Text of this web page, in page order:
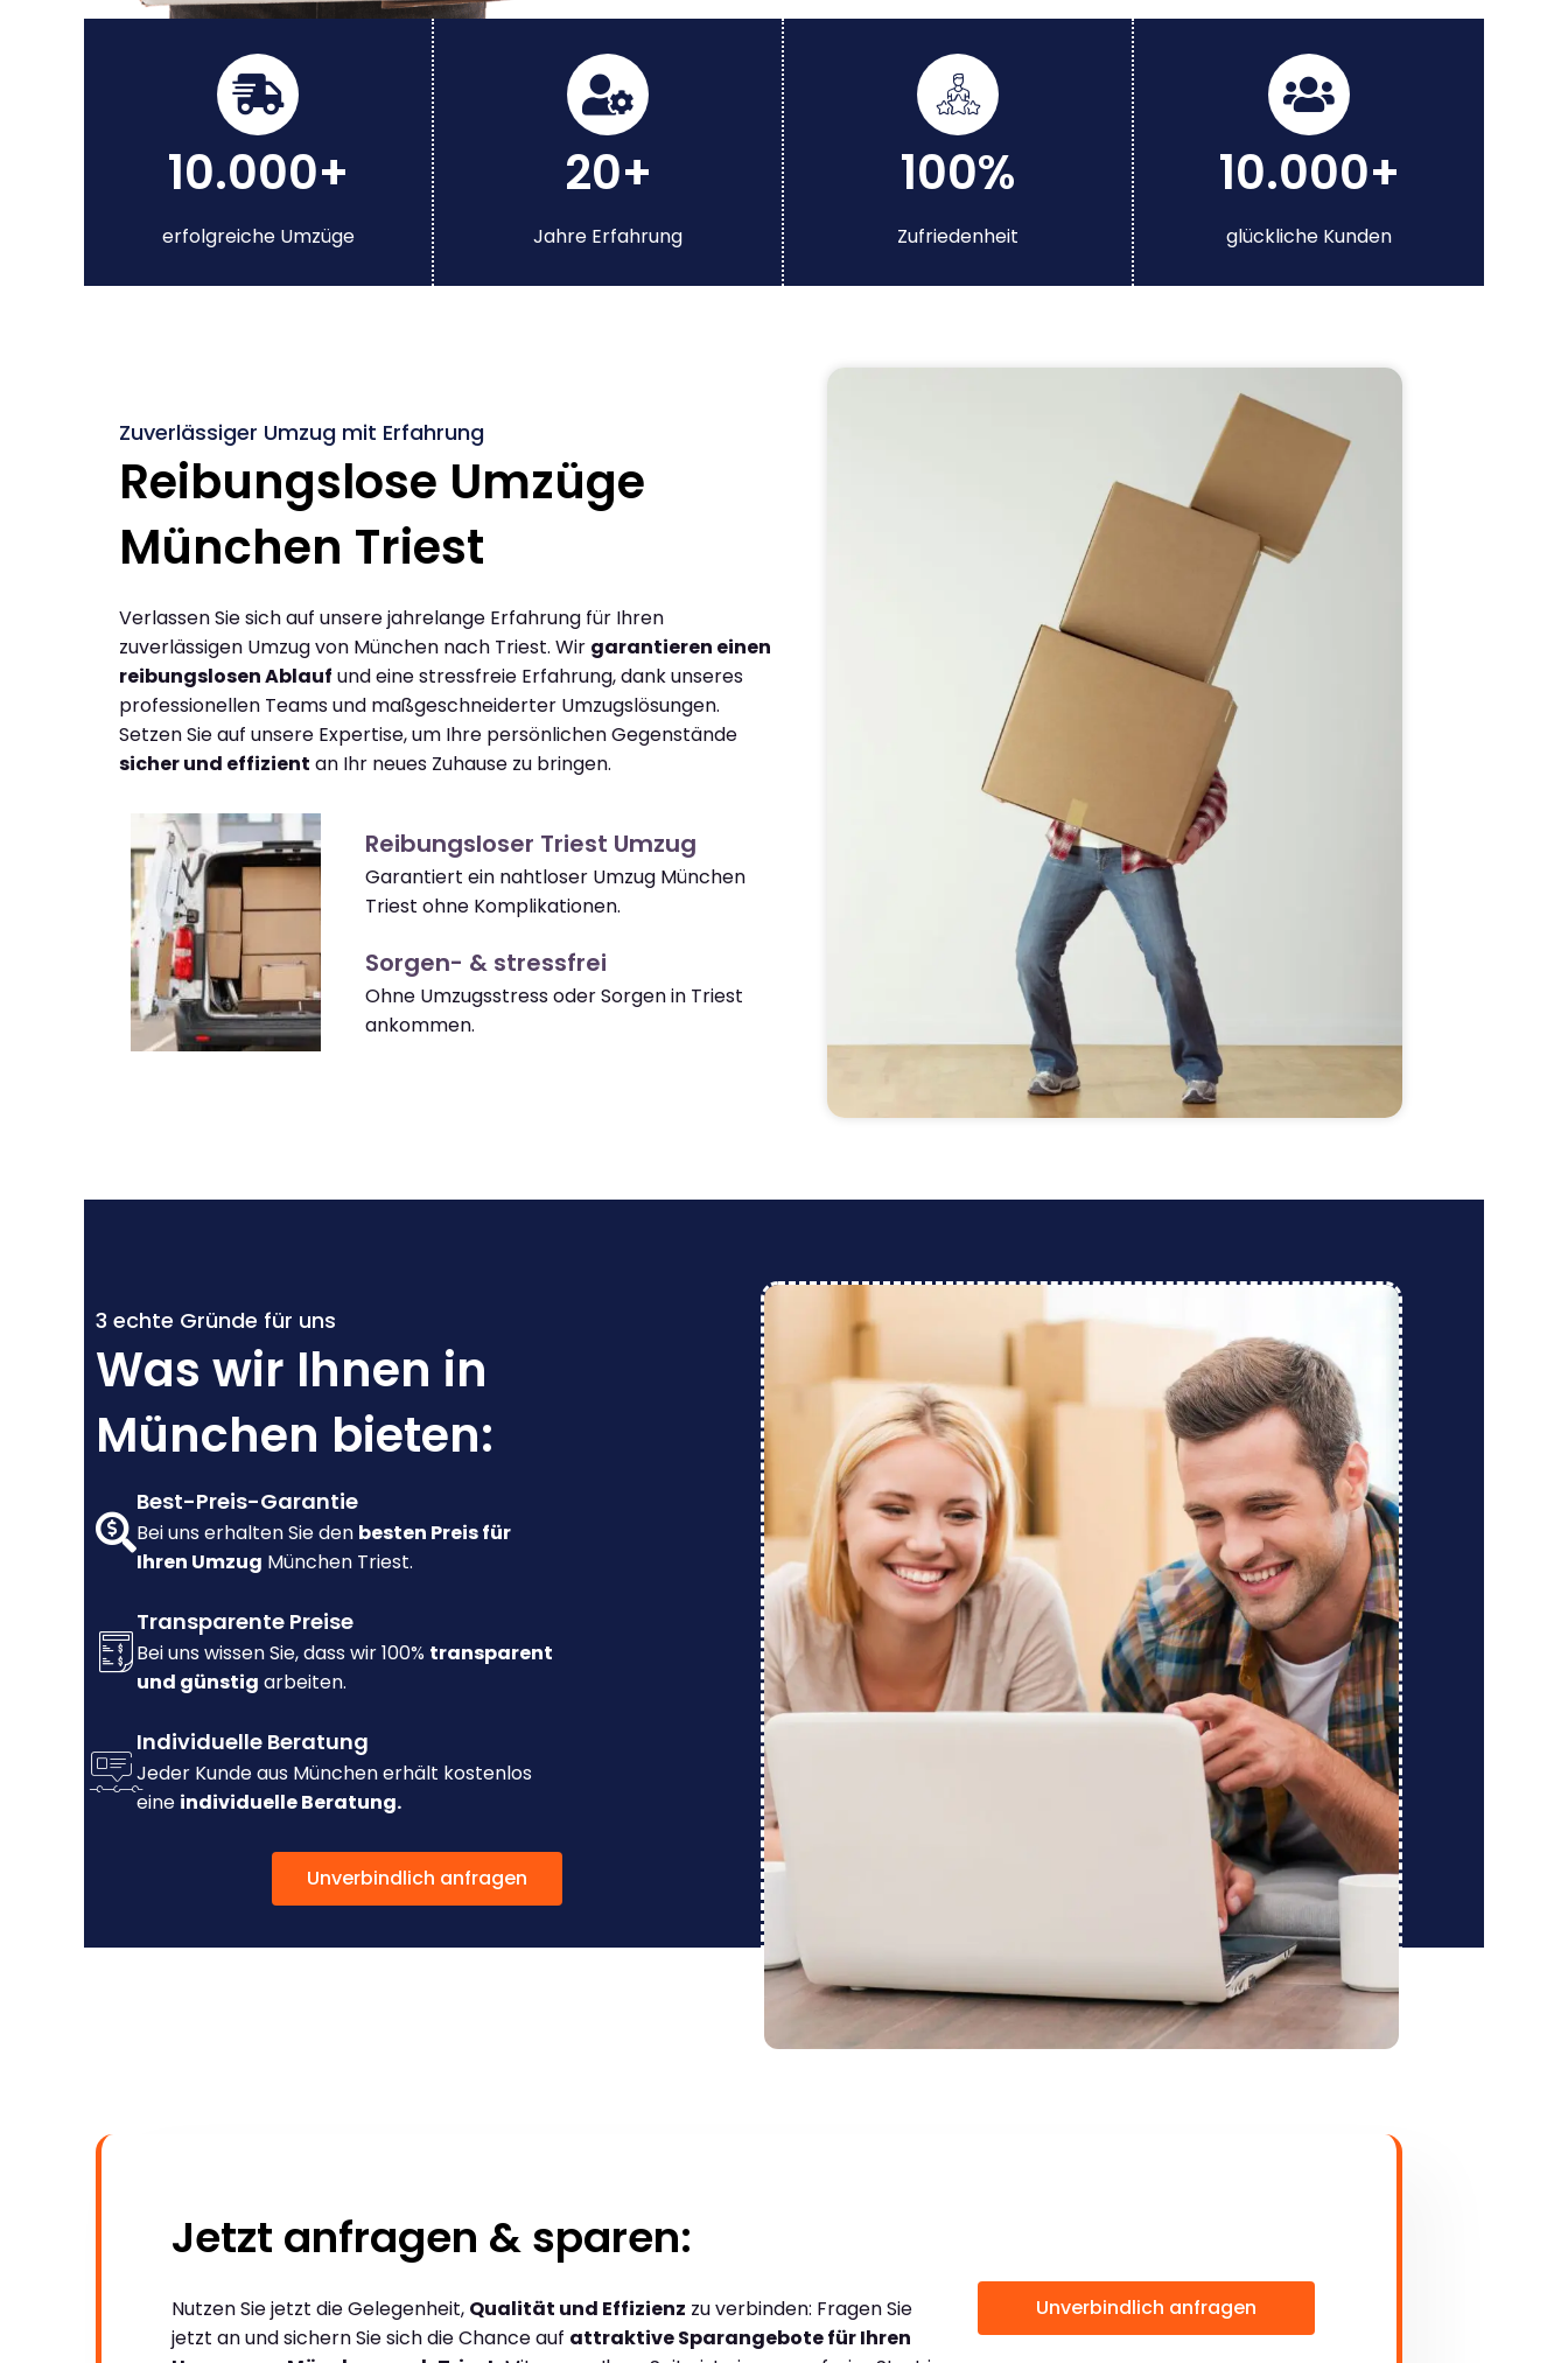
10.000+
erfolgreiche Umzüge
20+
Jahre Erfahrung
100%
Zufriedenheit
10.000+
glückliche Kunden
Zuverlässiger Umzug mit Erfahrung
Reibungslose Umzüge
München Triest
Verlassen Sie sich auf unsere jahrelange Erfahrung für Ihren
zuverlässigen Umzug von München nach Triest. Wir garantieren einen
reibungslosen Ablauf und eine stressfreie Erfahrung, dank unseres
professionellen Teams und maßgeschneiderter Umzugslösungen.
Setzen Sie auf unsere Expertise, um Ihre persönlichen Gegenstände
sicher und effizient an Ihr neues Zuhause zu bringen.
Reibungsloser Triest Umzug
Garantiert ein nahtloser Umzug München
Triest ohne Komplikationen.
Sorgen- & stressfrei
Ohne Umzugsstress oder Sorgen in Triest
ankommen.
3 echte Gründe für uns
Was wir Ihnen in
München bieten:
Best-Preis-Garantie
Bei uns erhalten Sie den besten Preis für
Ihren Umzug München Triest.
Transparente Preise
Bei uns wissen Sie, dass wir 100% transparent
und günstig arbeiten.
Individuelle Beratung
Jeder Kunde aus München erhält kostenlos
eine individuelle Beratung.
Unverbindlich anfragen
Jetzt anfragen & sparen:
Nutzen Sie jetzt die Gelegenheit, Qualität und Effizienz zu verbinden: Fragen Sie
jetzt an und sichern Sie sich die Chance auf attraktive Sparangebote für Ihren
Unverbindlich anfragen